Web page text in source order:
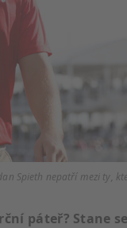
Spieth nepatří mezi ty,
páteř? Stane